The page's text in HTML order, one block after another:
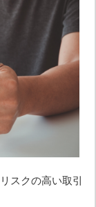
スクの高い取引